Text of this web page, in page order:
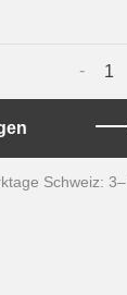
-
Schweiz: